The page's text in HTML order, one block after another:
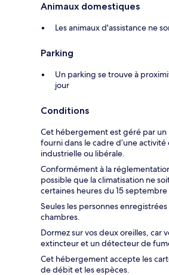
Animaux domestiques
Les animaux d'assistance ne
Parking
Un parking se trouve à
jour
Conditions
Cet hébergement est géré par
fourni dans le cadre d’une activité
industrielle ou libérale.
Conformément à la
possible que la climatisation ne
certaines heures du 15 septembre
Seules les personnes
chambres.
Dormez sur vos deux oreilles, car
extincteur et un détecteur de
Cet hébergement accepte les
de débit et les espèces.